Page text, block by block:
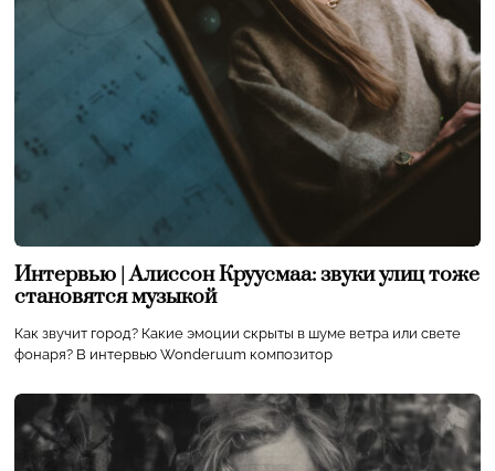
Интервью | Алиссон Круусмаа: звуки улиц тоже
становятся музыкой
Как звучит город? Какие эмоции скрыты в шуме ветра или свете
фонаря? В интервью Wonderuum композитор